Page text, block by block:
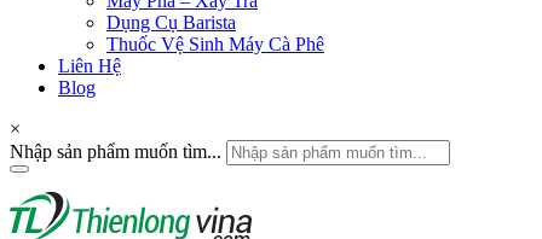
Dụng Cụ Barista
Thuốc Vệ Sinh Máy Cà Phê
Liên Hệ
Blog
×
Nhập sản phẩm muốn tìm...